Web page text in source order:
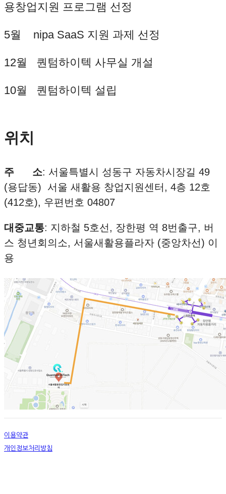
용창업지원 프로그램 선정
5월 nipa SaaS 지원 과제 선정
12월 퀀텀하이텍 사무실 개설
10월 퀀텀하이텍 설립
위치
주 소: 서울특별시 성동구 자동차시장길 49
(용답동) 서울 새활용 창업지원센터, 4층 12호
(412호), 우편번호 04807
대중교통: 지하철 5호선, 장한평 역 8번출구, 버
스 청년회의소, 서울새활용플라자 (중앙차선) 이
용
이용약관
개인정보처리방침